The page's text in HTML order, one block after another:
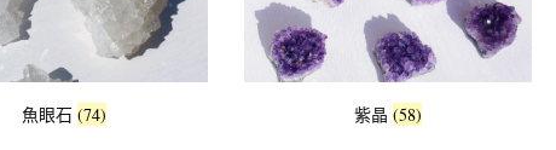
魚眼石 (74) 紫晶 (58)